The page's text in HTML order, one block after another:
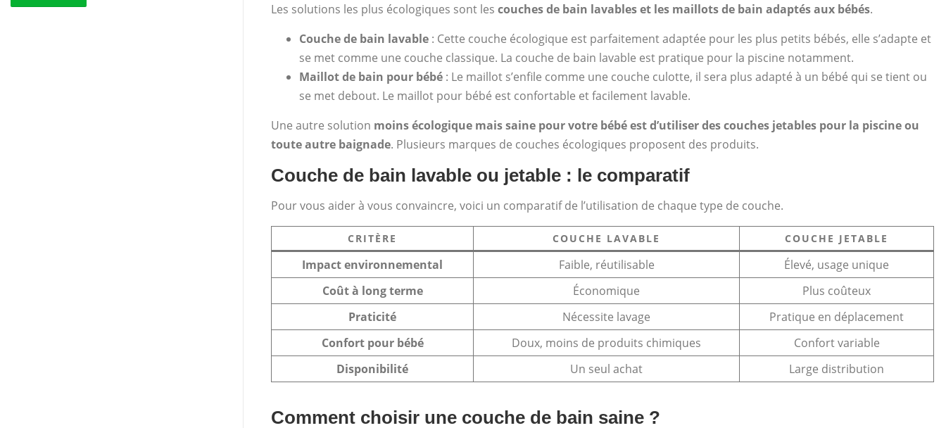
Les solutions les plus écologiques sont lescouches de bain lavables et les maillots de bain adaptés aux bébés.
Couche de bain lavable : Cette couche écologique est parfaitement adaptée pour les plus petits bébés, elle s’adapte et
se met comme une couche classique. La couche de bain lavable est pratique pour la piscine notamment.
Maillot de bain pour bébé : Le maillot s’enfile comme une couche culotte, il sera plus adapté à un bébé qui se tient ou
se met debout. Le maillot pour bébé est confortable et facilement lavable.
Une autre solution moins écologique mais saine pour votre bébé est d’utiliser des couches jetables pour la piscine ou
toute autre baignade. Plusieurs marques de couches écologiques proposent des produits.
Couche de bain lavable ou jetable : le comparatif
Pour vous aider à vous convaincre, voici un comparatif de l’utilisation de chaque type de couche.
CRITÈRE COUCHE LAVABLE COUCHE JETABLE
Impact environnemental Faible, réutilisable
Élevé, usage unique
Coût à long terme
Économique
Plus coûteux
Praticité
Nécessite lavage
Pratique en déplacement
Confort pour bébé
Doux, moins de produits chimiques
Confort variable
Disponibilité
Un seul achat Large distribution
Comment choisir une couche de bain saine ?